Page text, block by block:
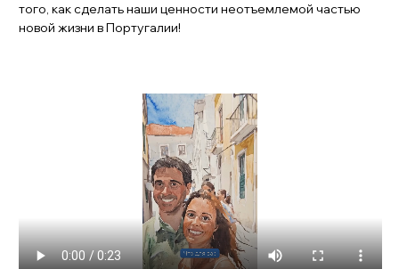
того, как сделать наши ценности неотъемлемой частью
новой жизни в Португалии!